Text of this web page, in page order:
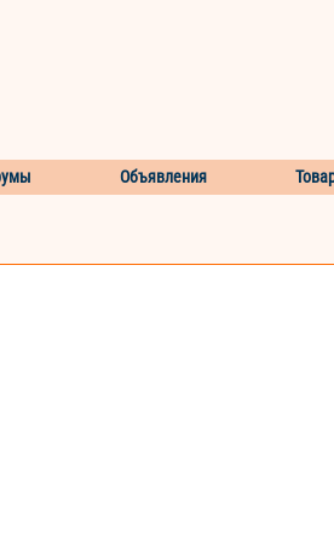
Объявления